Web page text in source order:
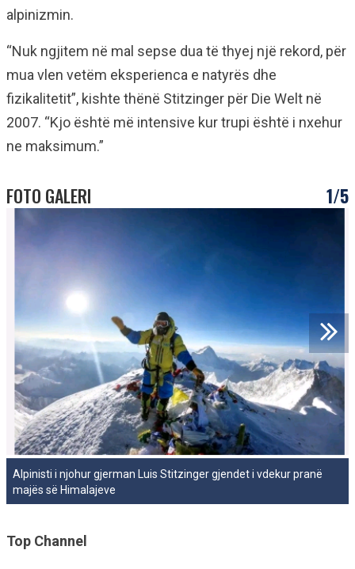
alpinizmin.
“Nuk ngjitem në mal sepse dua të thyej një rekord, për
mua vlen vetëm eksperienca e natyrës dhe
fizikalitetit”, kishte thënë Stitzinger për Die Welt në
2007. “Kjo është më intensive kur trupi është i nxehur
ne maksimum.”
FOTO GALERI 1/5
Alpinisti i njohur gjerman Luis Stitzinger gjendet i vdekur pranë
majës së Himalajeve
Top Channel